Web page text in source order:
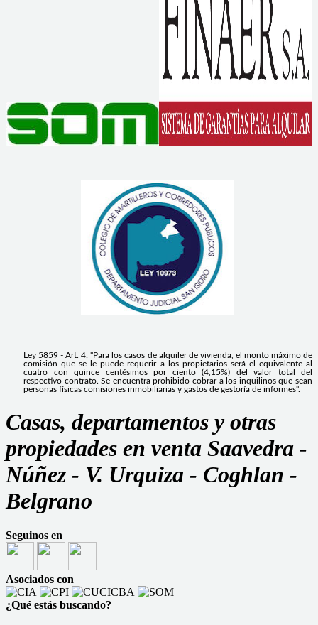
Ley 5859 - Art. 4: "Para los casos de alquiler de vivienda, el monto máximo de
comisión que se le puede requerir a los propietarios será el equivalente al
cuatro con quince centésimos por ciento (4,15%) del valor total del
respectivo contrato. Se encuentra prohibido cobrar a los inquilinos que sean
personas físicas comisiones inmobiliarias y gastos de gestoría de informes".
Casas, departamentos y otras
propiedades en venta Saavedra -
Núñez - V. Urquiza - Coghlan -
Belgrano
Seguinos en
Asociados con
¿Qué estás buscando?